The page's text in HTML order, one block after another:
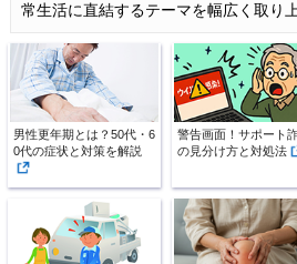
常生活に直結するテーマを幅広く取り
男性更年期とは？50代・6
0代の症状と対策を解説
警告画面！サポート
の見分け方と対処法